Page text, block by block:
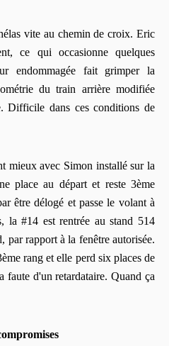
vite au chemin de croix. Eric
ce qui occasionne quelques
endommagée fait grimper la
du train arrière modifiée
Difficile dans ces conditions de
mieux avec Simon installé sur la
place au départ et reste 3ème
être délogé et passe le volant à
la #14 est rentrée au stand 514
par rapport à la fenêtre autorisée.
rang et elle perd six places de
faute d'un retardataire. Quand ça